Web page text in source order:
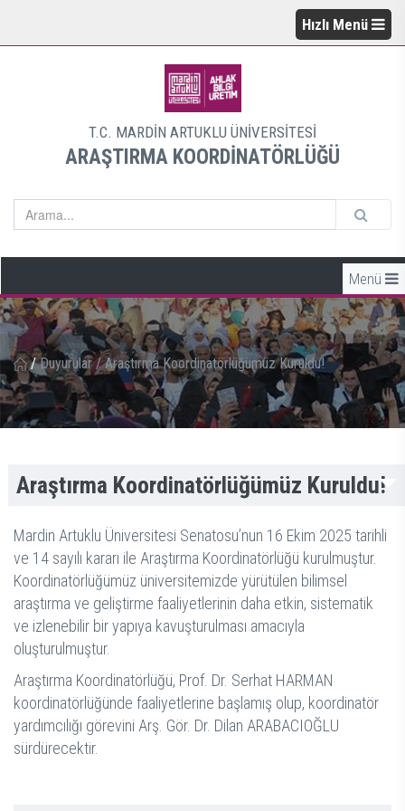
Hızlı Menü
T.C. MARDİN ARTUKLU ÜNİVERSİTESİ
ARAŞTIRMA KOORDİNATÖRLÜĞÜ
Menü
/ Duyurular / Araştırma Koordinatörlüğümüz Kuruldu!
Araştırma Koordinatörlüğümüz Kuruldu!
Mardin Artuklu Üniversitesi Senatosu’nun 16 Ekim 2025 tarihli
ve 14 sayılı kararı ile Araştırma Koordinatörlüğü kurulmuştur.
Koordinatörlüğümüz üniversitemizde yürütülen bilimsel
araştırma ve geliştirme faaliyetlerinin daha etkin, sistematik
ve izlenebilir bir yapıya kavuşturulması amacıyla
oluşturulmuştur.
Araştırma Koordinatörlüğü, Prof. Dr. Serhat HARMAN
koordinatörlüğünde faaliyetlerine başlamış olup, koordinatör
yardımcılığı görevini Arş. Gör. Dr. Dilan ARABACIOĞLU
sürdürecektir.